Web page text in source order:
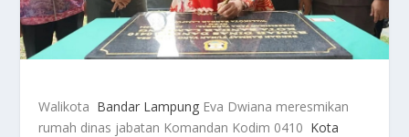
Walikota Bandar Lampung Eva Dwiana meresmikan
rumah dinas jabatan Komandan Kodim 0410 Kota